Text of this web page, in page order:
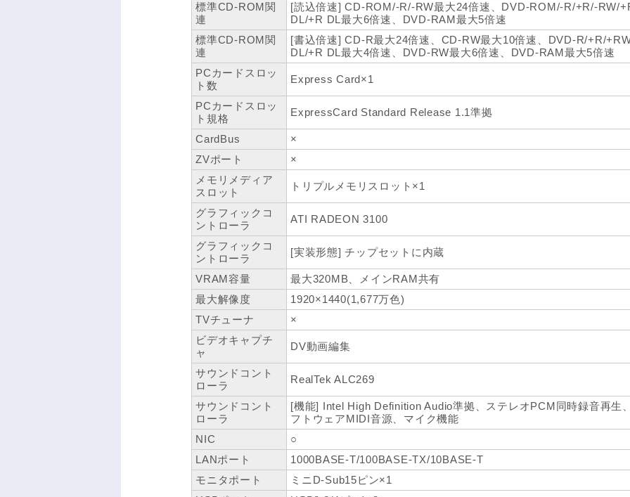
標準CD-ROM関
連
[読込倍速] CD-ROM/-R/-RW最大24倍速、DVD-ROM/-R/+R/-RW/
DL/+R DL最大6倍速、DVD-RAM最大5倍速
標準CD-ROM関
連
[書込倍速] CD-R最大24倍速、CD-RW最大10倍速、DVD-R/+R/
DL/+R DL最大4倍速、DVD-RW最大6倍速、DVD-RAM最大5倍速
PCカードスロッ
ト数
Express Card×1
PCカードスロッ
ト規格
ExpressCard Standard Release 1.1準拠
CardBus
×
ZVポート
×
メモリメディア
スロット
トリプルメモリスロット×1
グラフィックコ
ントローラ
ATI RADEON 3100
グラフィックコ
ントローラ
[実装形態] チップセットに内蔵
VRAM容量
最大320MB、メインRAM共有
最大解像度
1920×1440(1,677万色)
TVチューナ
×
ビデオキャプチ
ャ
DV動画編集
サウンドコント
ローラ
RealTek ALC269
サウンドコント
ローラ
[機能] Intel High Definition Audio準拠、ステレオPCM同時録音再生
フトウェアMIDI音源、マイク機能
NIC
○
LANポート
1000BASE-T/100BASE-TX/10BASE-T
モニタポート
ミニD-Sub15ピン×1